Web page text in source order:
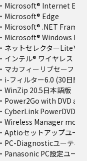
・Microsoft® Internet
・Microsoft® Edge
・Microsoft® .NET
・Microsoft® Windows
・ネットセレクターLite★31
・インテル® ワイヤレス
・マカフィーリブセーフ
・i-フィルター6.0 (30日間
・WinZip 20.5日本語版（
・Power2Go with DVD
・CyberLink PowerDVD14
・Wireless Manager
・Aptioセットアップユー
・PC-Diagnosticユーティ
・Panasonic PC設定ユーテ